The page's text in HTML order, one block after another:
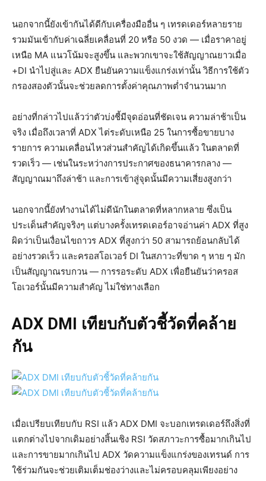
นอกจากนี้ยังเข้ากันได้ดีกับเครื่องมืออื่น ๆ เทรดเดอร์หลายราย
รวมมันเข้ากับค่าเฉลี่ยเคลื่อนที่ 20 หรือ 50 งวด — เมื่อราคาอยู่
เหนือ MA แนวโน้มจะสูงขึ้น และพวกเขาจะใช้สัญญาณยาวเมื่อ
+DI นำไปสู่และ ADX ยืนยันความแข็งแกร่งเท่านั้น วิธีการใช้ตัว
กรองสองตัวนั้นจะช่วยลดการตั้งค่าคุณภาพต่ำจำนวนมาก
อย่างที่กล่าวไปแล้วว่าตัวบ่งชี้มีจุดอ่อนที่ชัดเจน ความล่าช้าเป็น
จริง เมื่อถึงเวลาที่ ADX ไต่ระดับเหนือ 25 ในการซื้อขายบาง
รายการ ความเคลื่อนไหวส่วนสำคัญได้เกิดขึ้นแล้ว ในตลาดที่
รวดเร็ว — เช่นในระหว่างการประกาศของธนาคารกลาง —
สัญญาณมาถึงล่าช้า และการเข้าสู่จุดนั้นมีความเสี่ยงสูงกว่า
นอกจากนี้ยังทำงานได้ไม่ดีนักในตลาดที่หลากหลาย ซึ่งเป็น
ประเด็นสำคัญจริงๆ แต่บางครั้งเทรดเดอร์อาจอ่านค่า ADX ที่สูง
ผิดว่าเป็นเงื่อนไขถาวร ADX ที่สูงกว่า 50 สามารถย้อนกลับได้
อย่างรวดเร็ว และครอสโอเวอร์ DI ในสภาวะที่ขาด ๆ หาย ๆ มัก
เป็นสัญญาณรบกวน — การรอระดับ ADX เพื่อยืนยันว่าครอส
โอเวอร์นั้นมีความสำคัญ ไม่ใช่ทางเลือก
ADX DMI เทียบกับตัวชี้วัดที่คล้าย
กัน
เมื่อเปรียบเทียบกับ RSI แล้ว ADX DMI จะบอกเทรดเดอร์ถึงสิ่งที่
แตกต่างไปจากเดิมอย่างสิ้นเชิง RSI วัดสภาวะการซื้อมากเกินไป
และการขายมากเกินไป ADX วัดความแข็งแกร่งของเทรนด์ การ
ใช้ร่วมกันจะช่วยเติมเต็มช่องว่างและไม่ครอบคลุมเพียงอย่าง